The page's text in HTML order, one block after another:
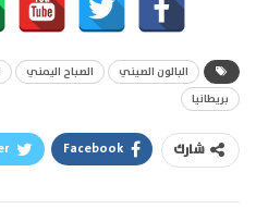
البالون الصيني الصباح اليمني
بريطانيا
شارك Facebook